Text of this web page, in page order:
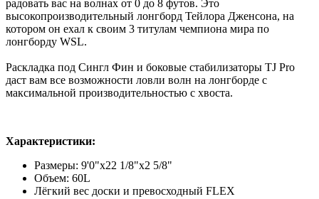
радовать вас на волнах от 0 до 8 футов. Это
высокопроизводительный лонгборд Тейлора Дженсона, на
котором он ехал к своим 3 титулам чемпиона мира по
лонгборду WSL.
Раскладка под Сингл Фин и боковые стабилизаторы TJ Pro
даст вам все возможности ловли волн на лонгборде с
максимальной производительностью с хвоста.
Характеристики:
Размеры: 9'0"x22 1/8"x2 5/8"
Объем: 60L
Лёгкий вес доски и превосходный FLEX